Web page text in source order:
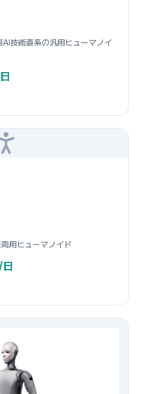
技術直系の汎用ヒューマノイ
用ヒューマノイド